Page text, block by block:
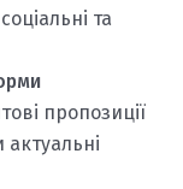
та
пропозиції